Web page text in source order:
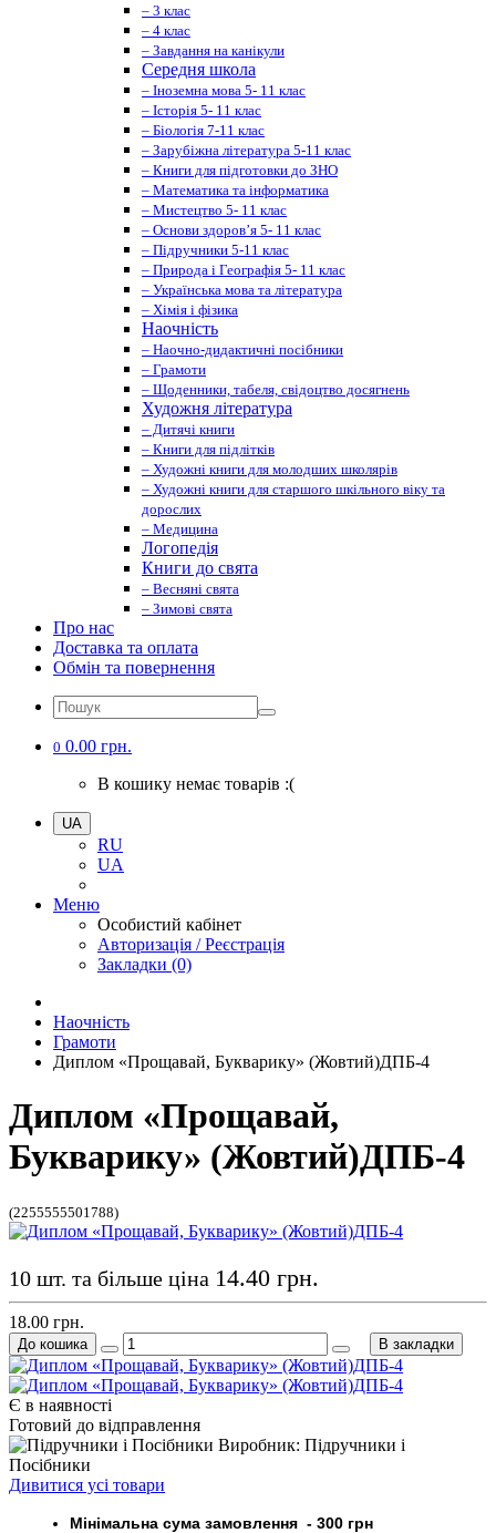
– 3 клас
– 4 клас
– Завдання на канікули
Середня школа
– Іноземна мова 5- 11 клас
– Історія 5- 11 клас
– Біологія 7-11 клас
– Зарубіжна література 5-11 клас
– Книги для підготовки до ЗНО
– Математика та інформатика
– Мистецтво 5- 11 клас
– Основи здоров’я 5- 11 клас
– Підручники 5-11 клас
– Природа і Географія 5- 11 клас
– Українська мова та література
– Хімія і фізика
Наочність
– Наочно-дидактичні посібники
– Грамоти
– Щоденники, табеля, свідоцтво досягнень
Художня література
– Дитячі книги
– Книги для підлітків
– Художні книги для молодших школярів
– Художні книги для старшого шкільного віку та
дорослих
– Медицина
Логопедія
Книги до свята
– Весняні свята
– Зимові свята
Про нас
Доставка та оплата
Обмін та повернення
0 0.00 грн.
В кошику немає товарів :(
UA
RU
UA
Меню
Особистий кабінет
Авторизація / Реєстрація
Закладки (0)
Наочність
Грамоти
Диплом «Прощавай, Букварику» (Жовтий)ДПБ-4
Диплом «Прощавай,
Букварику» (Жовтий)ДПБ-4
(2255555501788)
Є в наявності
Готовий до відправлення
Виробник: Підручники і
Посібники
Дивитися усі товари
Мінімальна сума замовлення - 300 грн
10 шт. та більше ціна 14.40 грн.
18.00 грн.
До кошика В закладки